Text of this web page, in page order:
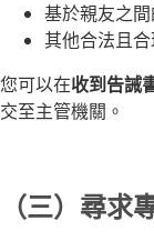
基於親友之間
其他合法且合
您可以在收到告誡
交至主管機關。
（三）尋求